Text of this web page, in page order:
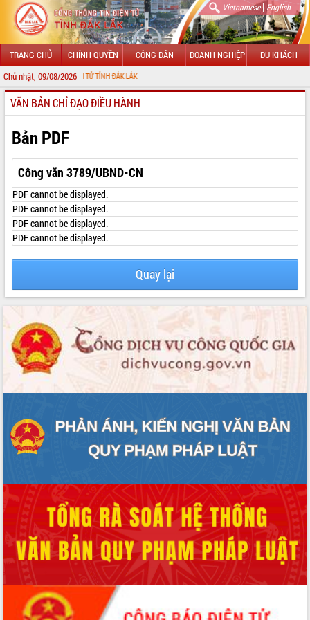
Vietnamese| English
TRANG CHỦ CHÍNH QUYỀN CÔNG DÂN DOANH NGHIỆP DU KHÁCH
Chủ nhật, 09/08/2026
TIN ĐIỆN TỬ TỈNH ĐẮK LẮK
GIỚI THIỆU
LÃNH ĐẠO UBND TỈNH
TIN TỨC SỰ KIỆN
SỞ, BAN, NGÀNH
UBND CÁC XÃ, PHƯỜNG
THÔNG TIN CHỈ ĐẠO ĐIỀU HÀNH
VĂN BẢN HĐND TỈNH
ĐIỂM TIN VĂN BẢN
QUY HOẠCH - KẾ HOẠCH
VĂN BẢN CHỈ ĐẠO ĐIỀU HÀNH
Bản PDF
Công văn 3789/UBND-CN
PDF cannot be displayed.
PDF cannot be displayed.
PDF cannot be displayed.
PDF cannot be displayed.
Quay lại